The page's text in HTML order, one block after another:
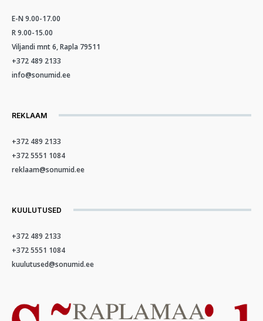
E-N 9.00-17.00
R 9.00-15.00
Viljandi mnt 6, Rapla 79511
+372 489 2133
info@sonumid.ee
REKLAAM
+372 489 2133
+372 5551 1084
reklaam@sonumid.ee
KUULUTUSED
+372 489 2133
+372 5551 1084
kuulutused@sonumid.ee